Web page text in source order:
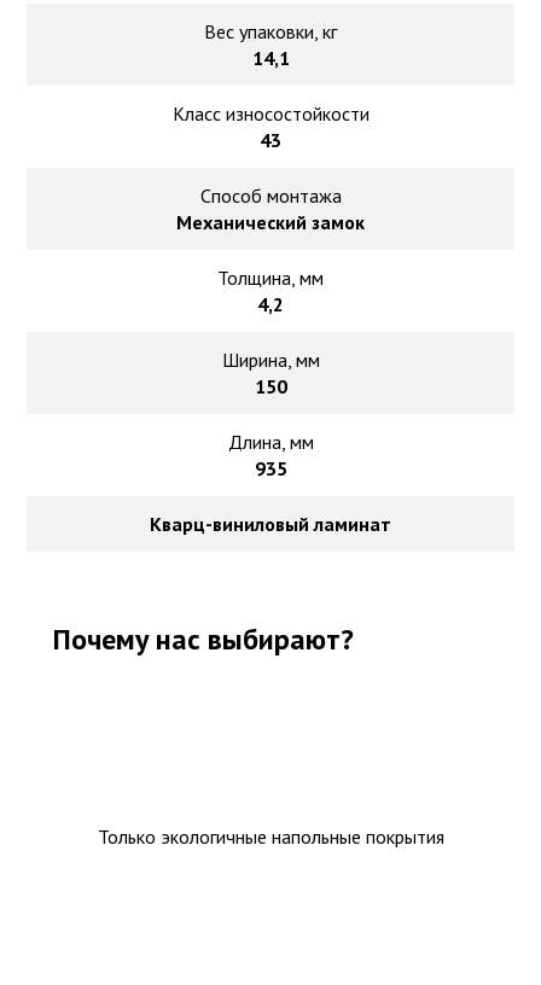
Вес упаковки, кг
14,1
Класс износостойкости
43
Способ монтажа
Механический замок
Толщина, мм
4,2
Ширина, мм
150
Длина, мм
935
Кварц-виниловый ламинат
Почему нас выбирают?
Только экологичные напольные покрытия